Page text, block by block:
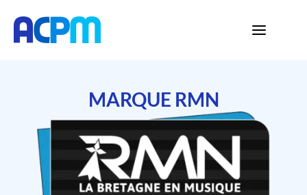
MARQUE RMN